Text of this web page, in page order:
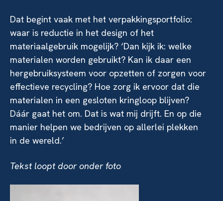
Dat begint vaak met het verpakkingsportfolio:
waar is reductie in het design of het
materiaalgebruik mogelijk? ‘Dan kijk ik: welke
materialen worden gebruikt? Kan ik daar een
hergebruiksysteem voor opzetten of zorgen voor
effectieve recycling? Hoe zorg ik ervoor dat die
materialen in een gesloten kringloop blijven?
Dáár gaat het om. Dat is wat mij drijft. En op die
manier helpen we bedrijven op allerlei plekken
in de wereld.’
Tekst loopt door onder foto